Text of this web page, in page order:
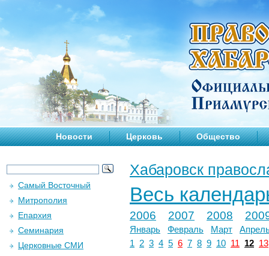
Новости Церковь Общество
Хабаровск
Весь
2006 2007 2008
Январь Февраль Март
1
2 3 4 5 6 7 8 9 10 11 12 13
Самый Восточный
Митрополия
Епархия
Семинария
Церковные СМИ